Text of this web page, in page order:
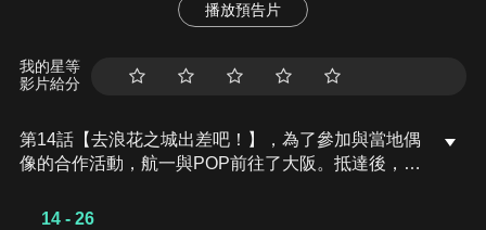
播放預告片
我的星等
影片給分
第14話【去浪花之城出差吧！】，為了參加與當地偶
像的合作活動，航一與POP前往了大阪。抵達後，他
屋敷莫妮卡。就在活動看似相當順利之際，背後似乎
14 - 26